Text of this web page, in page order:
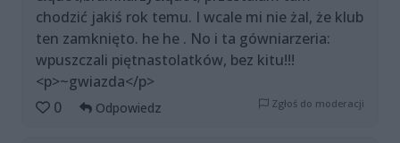
chodzić jakiś rok temu. I wcale mi nie żal, że klub
ten zamknięto. he he . No i ta gówniarzeria:
wpuszczali piętnastolatków, bez kitu!!!
<p>~gwiazda</p>
0
Odpowiedz Zgłoś do moderacji